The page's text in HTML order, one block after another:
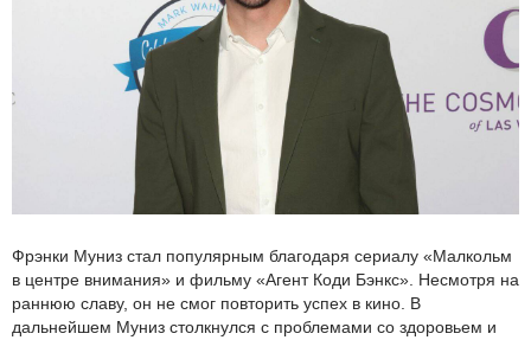
Фрэнки Муниз стал популярным благодаря сериалу «Малкольм
в центре внимания» и фильму «Агент Коди Бэнкс». Несмотря на
раннюю славу, он не смог повторить успех в кино. В
дальнейшем Муниз столкнулся с проблемами со здоровьем и